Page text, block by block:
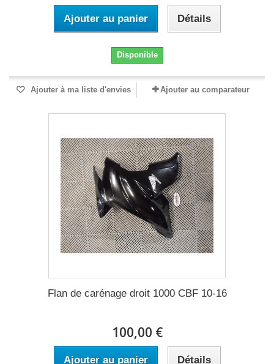
Ajouter au panier Détails
Disponible
Ajouter à ma liste d'envies Ajouter au comparateur
Flan de carénage droit 1000 CBF 10-16
100,00 €
Ajouter au panier Détails